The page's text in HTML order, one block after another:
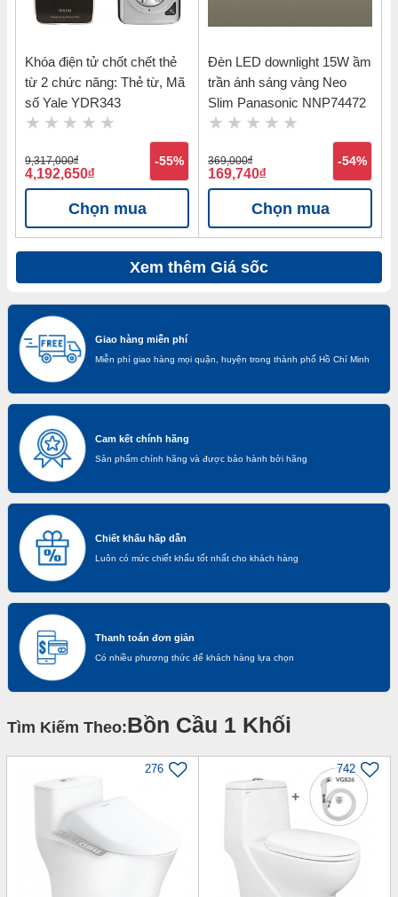
Khóa điện tử chốt chết thẻ
từ 2 chức năng: Thẻ từ, Mã
số Yale YDR343
9,317,000đ
4,192,650đ
-55%
Chọn mua
Đèn LED downlight 15W ầm
trần ánh sáng vàng Neo
Slim Panasonic NNP74472
369,000đ
169,740đ
-54%
Chọn mua
Xem thêm Giá sốc
Giao hàng miễn phí
Miễn phí giao hàng mọi quận, huyện trong thành phố Hồ Chí Minh
Cam kết chính hãng
Sản phẩm chính hãng và được bảo hành bởi hãng
Chiết khấu hấp dẫn
Luôn có mức chiết khấu tốt nhất cho khách hàng
Thanh toán đơn giản
Có nhiều phương thức để khách hàng lựa chọn
Tìm Kiếm Theo:Bồn Cầu 1 Khối
276 742